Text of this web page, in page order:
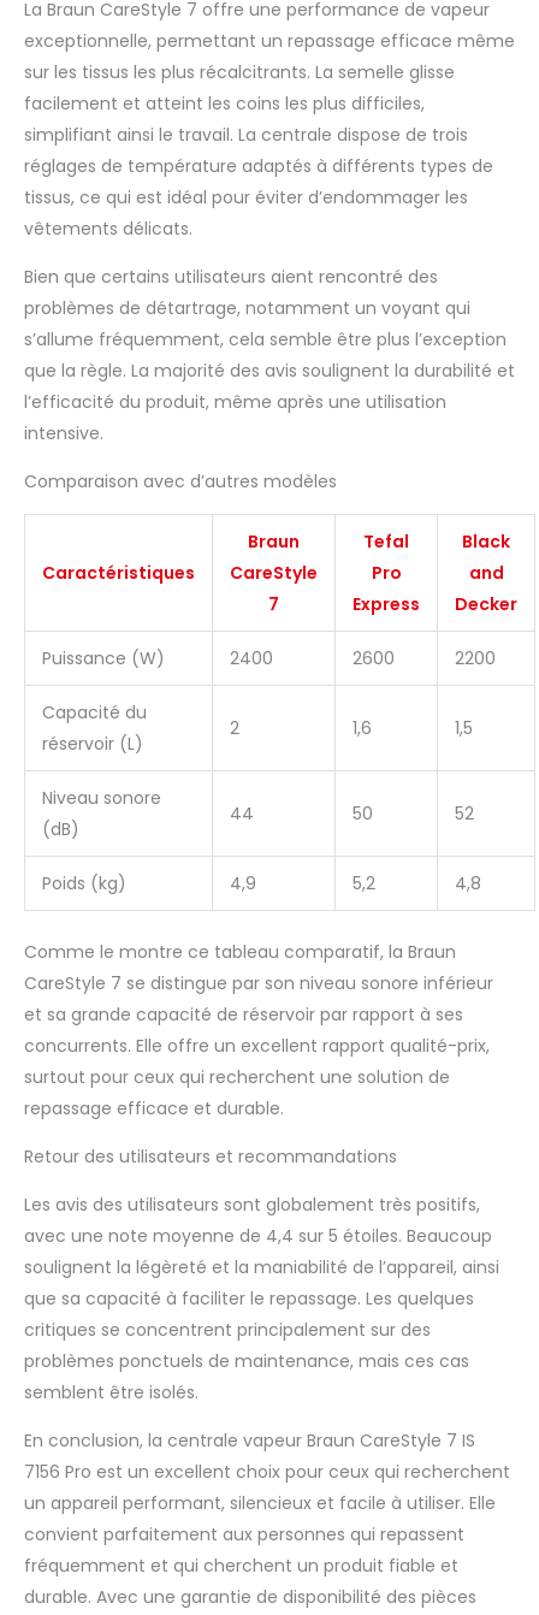
La Braun CareStyle 7 offre une performance de vapeur
exceptionnelle, permettant un repassage efficace même
sur les tissus les plus récalcitrants. La semelle glisse
facilement et atteint les coins les plus difficiles,
simplifiant ainsi le travail. La centrale dispose de trois
réglages de température adaptés à différents types de
tissus, ce qui est idéal pour éviter d’endommager les
vêtements délicats.
Bien que certains utilisateurs aient rencontré des
problèmes de détartrage, notamment un voyant qui
s’allume fréquemment, cela semble être plus l’exception
que la règle. La majorité des avis soulignent la durabilité et
l’efficacité du produit, même après une utilisation
intensive.
Comparaison avec d’autres modèles
Caractéristiques
Braun
CareStyle
7
Tefal
Pro
Express
Black
and
Decker
Puissance (W) 2400 2600 2200
Capacité du
réservoir (L)
2 1,6 1,5
Niveau sonore
(dB)
44 50 52
Poids (kg) 4,9 5,2 4,8
Comme le montre ce tableau comparatif, la Braun
CareStyle 7 se distingue par son niveau sonore inférieur
et sa grande capacité de réservoir par rapport à ses
concurrents. Elle offre un excellent rapport qualité-prix,
surtout pour ceux qui recherchent une solution de
repassage efficace et durable.
Retour des utilisateurs et recommandations
Les avis des utilisateurs sont globalement très positifs,
avec une note moyenne de 4,4 sur 5 étoiles. Beaucoup
soulignent la légèreté et la maniabilité de l’appareil, ainsi
que sa capacité à faciliter le repassage. Les quelques
critiques se concentrent principalement sur des
problèmes ponctuels de maintenance, mais ces cas
semblent être isolés.
En conclusion, la centrale vapeur Braun CareStyle 7 IS
7156 Pro est un excellent choix pour ceux qui recherchent
un appareil performant, silencieux et facile à utiliser. Elle
convient parfaitement aux personnes qui repassent
fréquemment et qui cherchent un produit fiable et
durable. Avec une garantie de disponibilité des pièces